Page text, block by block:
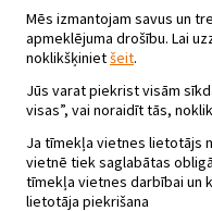
Mēs izmantojam savus un
apmeklējuma drošību. Lai
noklikšķinietšeit.
Jūs varat piekrist visām
visas”, vai noraidīt tās,
Ja tīmekļa vietnes lietotājs
vietnē tiek saglabātas
tīmekļa vietnes darbībai un
lietotāja piekrišana